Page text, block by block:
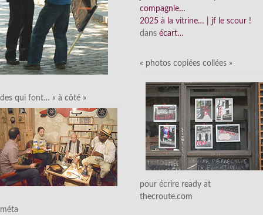
des qui font… « à côté »
méta
compagnie…
2025 à la vitrine… | jf le scour !
dans écart…
« photos copiées collées »
pour écrire ready at
thecroute.com